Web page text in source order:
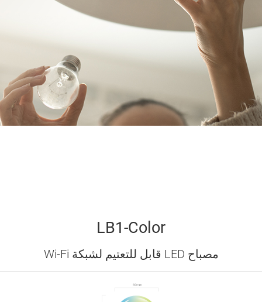
LB1-Color
مصباح LED قابل للتعتيم لشبكة Wi-Fi